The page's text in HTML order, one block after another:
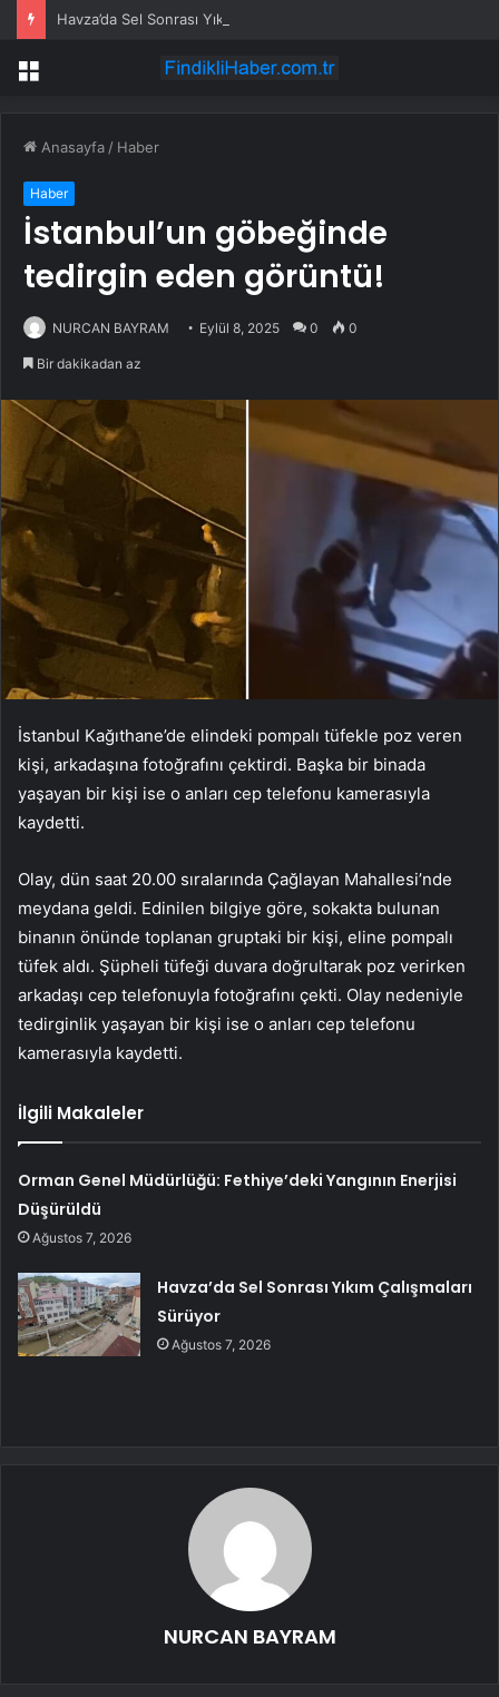
Havza’da Sel Sonrası Yıkım Çalışmaları Sürüyor
Menü
Anasayfa / Haber
Haber
İstanbul’un göbeğinde
tedirgin eden görüntü!
NURCAN BAYRAM Eylül 8, 2025 0 0
Bir dakikadan az
İstanbul Kağıthane’de elindeki pompalı tüfekle poz veren
kişi, arkadaşına fotoğrafını çektirdi. Başka bir binada
yaşayan bir kişi ise o anları cep telefonu kamerasıyla
kaydetti.
Olay, dün saat 20.00 sıralarında Çağlayan Mahallesi’nde
meydana geldi. Edinilen bilgiye göre, sokakta bulunan
binanın önünde toplanan gruptaki bir kişi, eline pompalı
tüfek aldı. Şüpheli tüfeği duvara doğrultarak poz verirken
arkadaşı cep telefonuyla fotoğrafını çekti. Olay nedeniyle
tedirginlik yaşayan bir kişi ise o anları cep telefonu
kamerasıyla kaydetti.
İlgili Makaleler
Orman Genel Müdürlüğü: Fethiye’deki Yangının Enerjisi
Düşürüldü
Ağustos 7, 2026
Havza’da Sel Sonrası Yıkım Çalışmaları
Sürüyor
Ağustos 7, 2026
NURCAN BAYRAM